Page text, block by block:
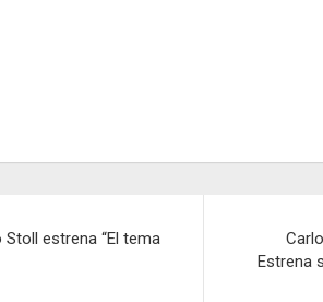
estrena “El tema
Estrena